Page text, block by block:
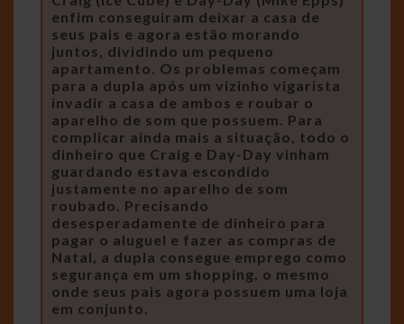
enfim conseguiram deixar a casa de
seus pais e agora estão morando
juntos, dividindo um pequeno
apartamento. Os problemas começam
para a dupla após um vizinho vigarista
invadir a casa de ambos e roubar o
aparelho de som que possuem. Para
complicar ainda mais a situação, todo o
dinheiro que Craig e Day-Day vinham
guardando estava escondido
justamente no aparelho de som
roubado. Precisando
desesperadamente de dinheiro para
pagar o aluguel e fazer as compras de
Natal, a dupla consegue emprego como
segurança em um shopping, o mesmo
onde seus pais agora possuem uma loja
em conjunto.